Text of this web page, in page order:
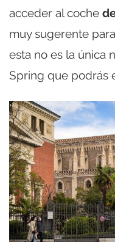
acceder al coche
muy sugerente
esta no es la única
Spring que podrás